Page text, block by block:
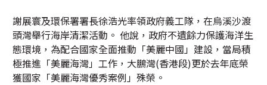
謝展寰及環保署署長徐浩光率領政府義工隊，在烏溪沙渡
頭灣舉行海岸清潔活動。 他說，政府不遺餘力保護海洋生
態環境，為配合國家全面推動「美麗中國」建設，當局積
極推進「美麗海灣」工作，大鵬灣(香港段)更於去年底榮
獲國家「美麗海灣優秀案例」殊榮。